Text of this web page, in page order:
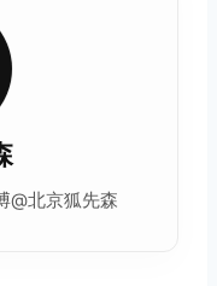
@北京狐先森